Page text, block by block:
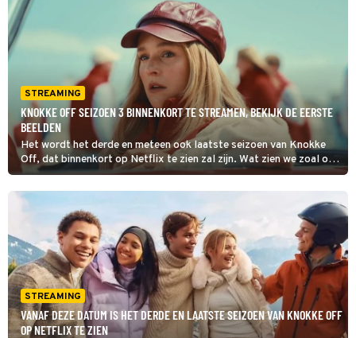
STREAMING
KNOKKE OFF SEIZOEN 3 BINNENKORT TE STREAMEN, BEKIJK DE EERSTE
BEELDEN
Het wordt het derde en meteen ook laatste seizoen van Knokke
Off, dat binnenkort op Netflix te zien zal zijn. Wat zien we zoal op
de eerste beelden en vanaf wanneer is de populaire Vlaamse serie
te streamen? Lees snel verder.
STREAMING
VANAF DEZE DATUM IS HET DERDE EN LAATSTE SEIZOEN VAN KNOKKE OFF
OP NETFLIX TE ZIEN